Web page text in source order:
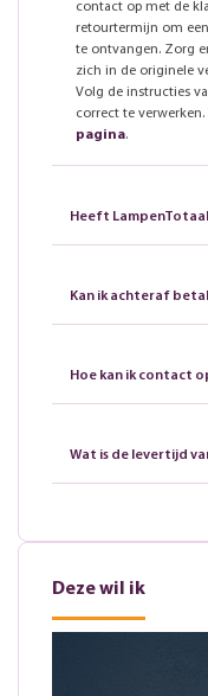
contact op met de
retourtermijn om
te ontvangen. Zorg
zich in de originele
Volg de instructies
correct te
pagina.
Heeft
Kan ik achteraf
Hoe kan ik contact
Wat is de levertijd
Deze wil ik